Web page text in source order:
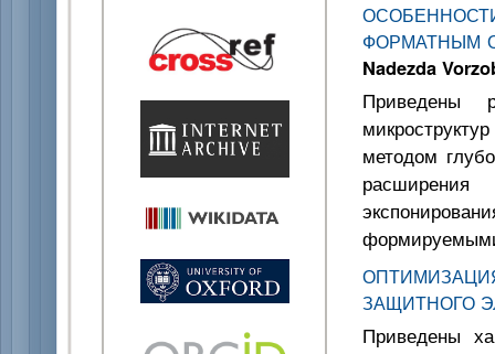
ФОРМАТНЫМ
Nadezda
Приведены
методом
ЗАЩИТНОГО
Приведены